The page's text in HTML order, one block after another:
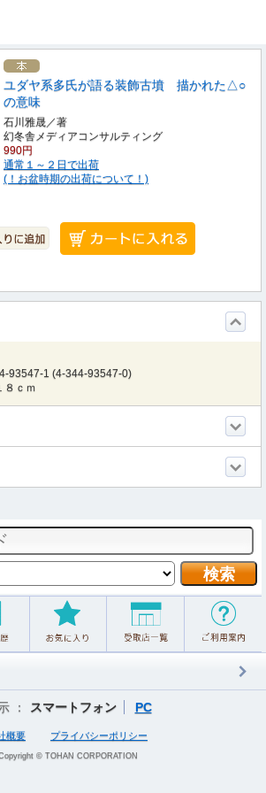
ユダヤ系多氏が語る装飾古墳 描かれた△○
の意味
石川雅晟／著
幻冬舎メディアコンサルティング
990円
通常１～２日で出荷
(！お盆時期の出荷について！)
93547-1 (4-344-93547-0)
ｃｍ
： スマートフォン PC
概要 プライバシーポリシー
© TOHAN CORPORATION